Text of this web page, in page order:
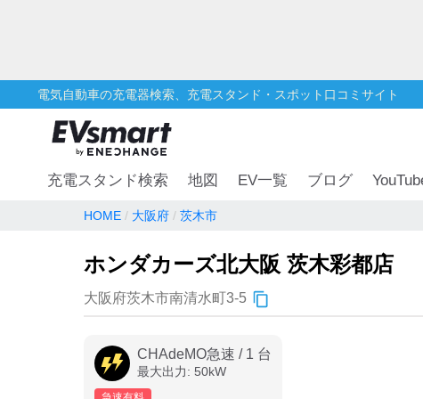
電気自動車の充電器検索、充電スタンド・スポット口コミサイト
充電スタンド検索 地図 EV一覧 ブログ
HOME 大阪府 茨木市
ホンダカーズ北大阪 茨木彩都店
大阪府茨木市南清水町3-5
CHAdeMO急速 / 1 台
最大出力: 50kW